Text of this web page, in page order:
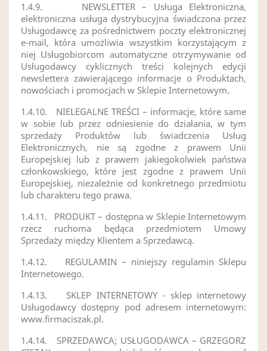
1.4.9.
NEWSLETTER – Usługa Elektroniczna,
elektroniczna usługa dystrybucyjna świadczona przez
Usługodawcę za pośrednictwem poczty elektronicznej
e-mail, która umożliwia wszystkim korzystającym z
niej Usługobiorcom automatyczne otrzymywanie od
Usługodawcy cyklicznych treści kolejnych edycji
newslettera zawierającego informacje o Produktach,
nowościach i promocjach w Sklepie Internetowym.
1.4.10.
NIELEGALNE TREŚCI – informacje, które same
w sobie lub przez odniesienie do działania, w tym
sprzedaży Produktów lub świadczenia Usług
Elektronicznych, nie są zgodne z prawem Unii
Europejskiej lub z prawem jakiegokolwiek państwa
członkowskiego, które jest zgodne z prawem Unii
Europejskiej, niezależnie od konkretnego przedmiotu
lub charakteru tego prawa.
1.4.11.
PRODUKT – dostępna w Sklepie Internetowym
rzecz ruchoma będąca przedmiotem Umowy
Sprzedaży między Klientem a Sprzedawcą.
1.4.12.
REGULAMIN – niniejszy regulamin Sklepu
Internetowego.
1.4.13.
SKLEP INTERNETOWY - sklep internetowy
Usługodawcy dostępny pod adresem internetowym:
www.firmaciszak.pl.
1.4.14.
SPRZEDAWCA; USŁUGODAWCA – GRZEGORZ